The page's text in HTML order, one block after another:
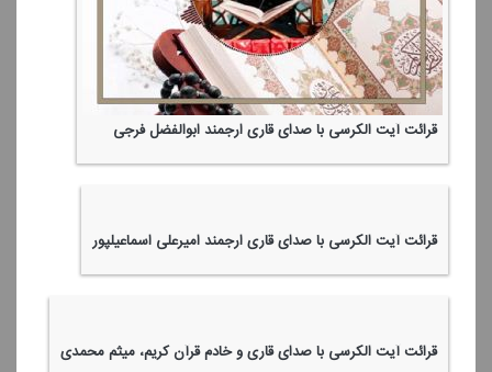
قرائت آیت الكرسی با صدای قاری ارجمند ابوالفضل فرجی
قرائت آیت الكرسی با صدای قاری ارجمند امیرعلی اسماعیلپور
قرائت آیت الكرسی با صدای قاری و خادم قرآن كریم، میثم محمدی